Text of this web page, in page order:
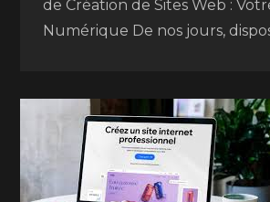
de Création de Sites Web :
Numérique De nos jours,